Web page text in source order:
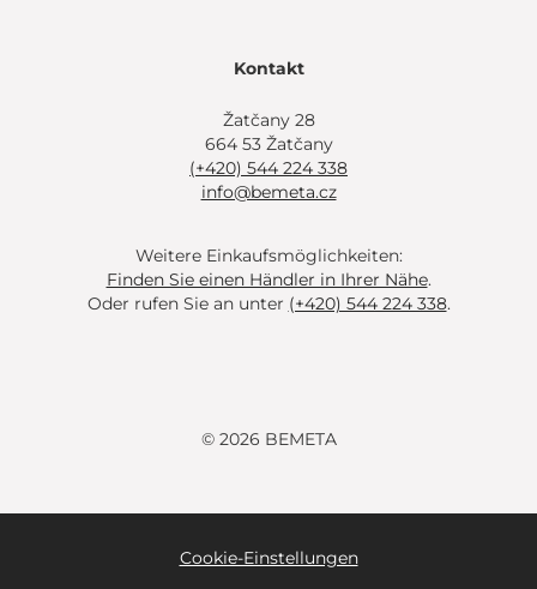
Kontakt
Žatčany 28
664 53 Žatčany
(+420) 544 224 338
info@bemeta.cz
Weitere Einkaufsmöglichkeiten:
Finden Sie einen Händler in Ihrer Nähe.
Oder rufen Sie an unter (+420) 544 224 338.
© 2026 BEMETA
Cookie-Einstellungen